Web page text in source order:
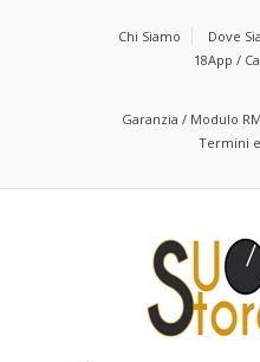
Chi Siamo Dove
18App /
Garanzia / Modulo
Termini